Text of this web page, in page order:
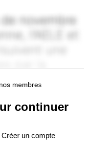
membres
continuer
Créer un compte